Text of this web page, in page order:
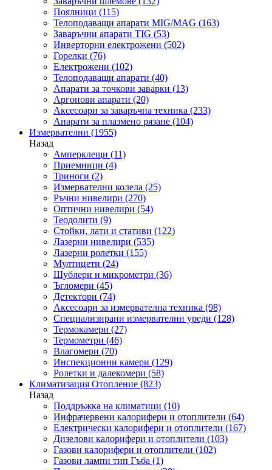
Поялници (115)
Телоподаващи апарати MIG/MAG (163)
Заваръчни апарати TIG (53)
Инверторни електрожени (502)
Горелки (76)
Електрожени (102)
Телоподаващи апарати (40)
Апарати за точкови заварки (13)
Аргонови апарати (20)
Аксесоари за заваръчна техника (233)
Апарати за плазмено рязане (104)
Измервателни (1955)
Назад
Амперклещи (11)
Приемници (4)
Триноги (2)
Измервателни колела (25)
Ръчни нивелири (270)
Оптични нивелири (54)
Теодолити (9)
Стойки, лати и стативи (122)
Лазерни нивелири (535)
Лазерни ролетки (155)
Мултицети (24)
Шублери и микрометри (36)
Ъгломери (45)
Детектори (74)
Аксесоари за измервателна техника (98)
Специализирани измервателни уреди (128)
Термокамери (27)
Термометри (46)
Влагомери (70)
Инспекционни камери (129)
Ролетки и далекомери (58)
Климатизация Отопление (823)
Назад
Поддръжка на климатици (10)
Инфрачервени калорифери и отоплители (64)
Електрически калорифери и отоплители (167)
Дизелови калорифери и отоплители (103)
Газови калорифери и отоплители (102)
Газови лампи тип Гъба (1)